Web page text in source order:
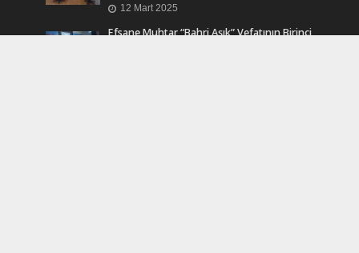
12 Mart 2025
Efsane Muhtar “Bahri Aşık” Vefatının Birinci